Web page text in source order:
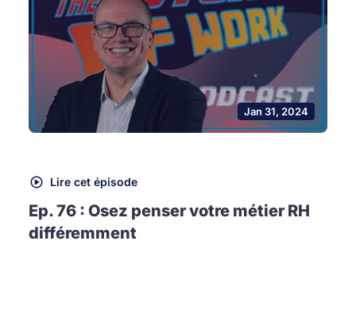
Jan 31, 2024
Lire cet épisode
Ep. 76 : Osez penser votre métier RH
différemment